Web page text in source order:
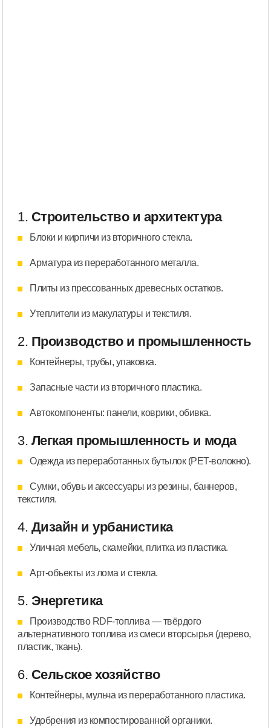
1. Строительство и архитектура
Блоки и кирпичи из вторичного стекла.
Арматура из переработанного металла.
Плиты из прессованных древесных остатков.
Утеплители из макулатуры и текстиля.
2. Производство и промышленность
Контейнеры, трубы, упаковка.
Запасные части из вторичного пластика.
Автокомпоненты: панели, коврики, обивка.
3. Легкая промышленность и мода
Одежда из переработанных бутылок (PET-волокно).
Сумки, обувь и аксессуары из резины, баннеров,
текстиля.
4. Дизайн и урбанистика
Уличная мебель, скамейки, плитка из пластика.
Арт-объекты из лома и стекла.
5. Энергетика
Производство RDF-топлива — твёрдого
альтернативного топлива из смеси вторсырья (дерево,
пластик, ткань).
6. Сельское хозяйство
Контейнеры, мульча из переработанного пластика.
Удобрения из компостированной органики.